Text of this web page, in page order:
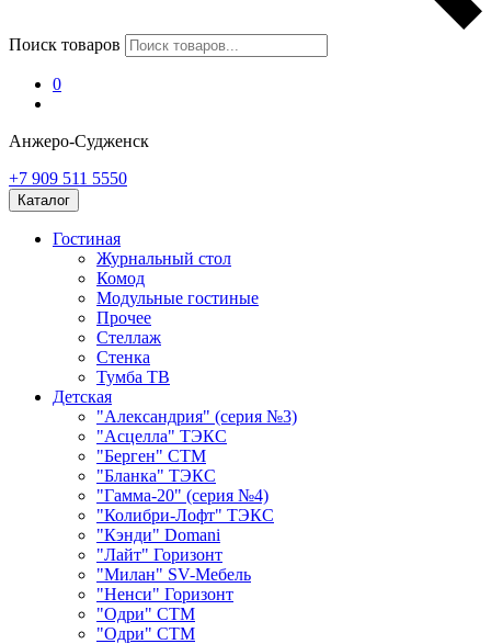
Поиск товаров
0
Анжеро-Судженск
+7 909 511 5550
Каталог
Гостиная
Журнальный стол
Комод
Модульные гостиные
Прочее
Стеллаж
Стенка
Тумба ТВ
Детская
"Александрия" (серия №3)
"Асцелла" ТЭКС
"Берген" СТМ
"Бланка" ТЭКС
"Гамма-20" (серия №4)
"Колибри-Лофт" ТЭКС
"Кэнди" Domani
"Лайт" Горизонт
"Милан" SV-Мебель
"Ненси" Горизонт
"Одри" СТМ
"Одри" СТМ